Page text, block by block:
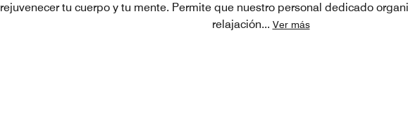
rejuvenecer tu cuerpo y tu mente. Permite que nuestro personal dedicado
relajación... Ver más